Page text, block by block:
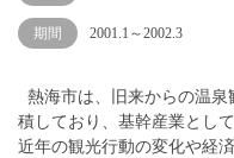
期間 2001.1～2002.3
熱海市は、旧来からの温
積しており、基幹産業とし
近年の観光行動の変化や経